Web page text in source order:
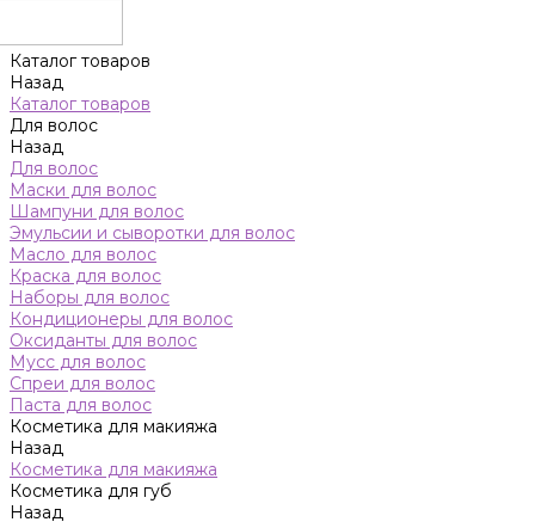
Каталог товаров
Назад
Каталог товаров
Для волос
Назад
Для волос
Маски для волос
Шампуни для волос
Эмульсии и сыворотки для волос
Масло для волос
Краска для волос
Наборы для волос
Кондиционеры для волос
Оксиданты для волос
Мусс для волос
Спреи для волос
Паста для волос
Косметика для макияжа
Назад
Косметика для макияжа
Косметика для губ
Назад